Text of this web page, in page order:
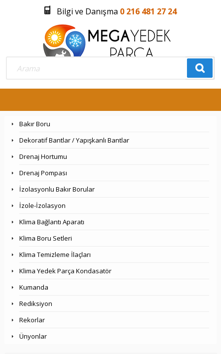
Bilgi ve Danışma 0 216 481 27 24
Üye Girişi Üye Olmak İstiyorum
Bakır Boru
Dekoratif Bantlar / Yapışkanlı Bantlar
Drenaj Hortumu
Drenaj Pompası
İzolasyonlu Bakır Borular
İzole-İzolasyon
Klima Bağlantı Aparatı
Klima Boru Setleri
Klima Temizleme İlaçları
Klima Yedek Parça Kondasatör
Kumanda
Rediksiyon
Rekorlar
Ünyonlar